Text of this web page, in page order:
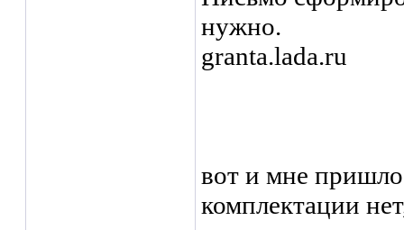
нужно.
granta.lada.ru
вот и мне
комплектации